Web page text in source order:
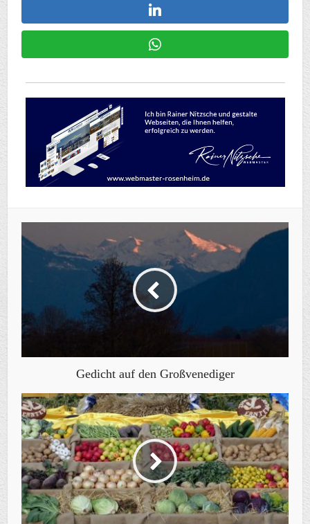
Gedicht auf den Großvenediger